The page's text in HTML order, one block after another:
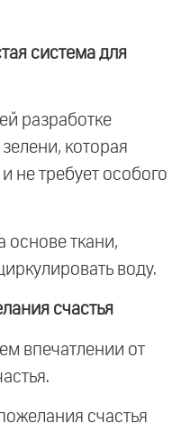
система для
разработке
которая
не требует особого
основе ткани,
воду.
счастья
впечатлении от
счастья